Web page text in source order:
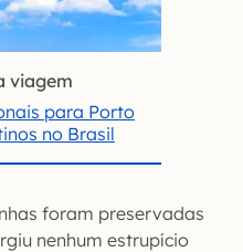
viagem
para Porto
no Brasil
foram preservadas
nenhum estrupício